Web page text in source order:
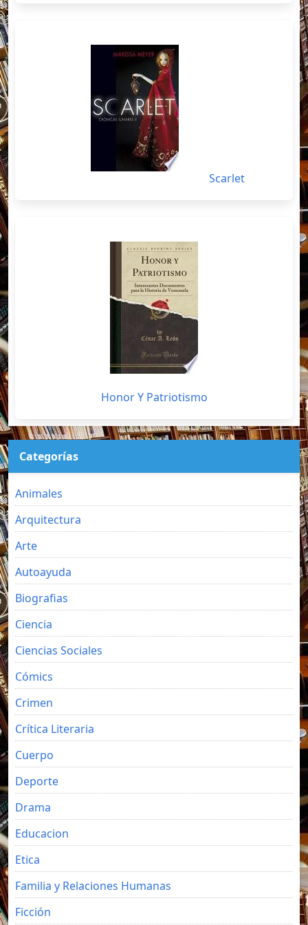
Scarlet
Honor Y Patriotismo
Categorías
Animales
Arquitectura
Arte
Autoayuda
Biografias
Ciencia
Ciencias Sociales
Cómics
Crimen
Crítica Literaria
Cuerpo
Deporte
Drama
Educacion
Etica
Familia y Relaciones Humanas
Ficción